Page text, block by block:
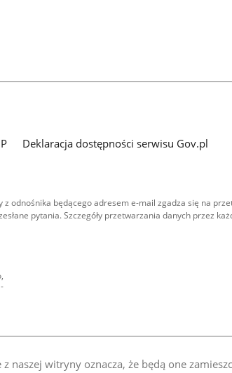
naszej witryny oznacza, że będą one
Deklaracja dostępności serwisu Gov.pl
odnośnika będącego adresem e-mail zgadza się na
pytania. Szczegóły przetwarzania danych przez